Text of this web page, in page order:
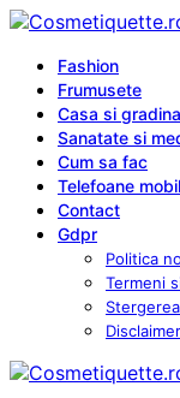
Fashion
Frumusete
Casa si gradina
Sanatate si
Cum sa fac
Telefoane
Contact
Gdpr
Politica
Termeni
Disclaimer